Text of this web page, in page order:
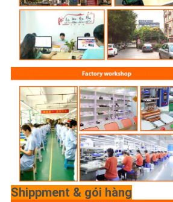
Shippment & gói hàng